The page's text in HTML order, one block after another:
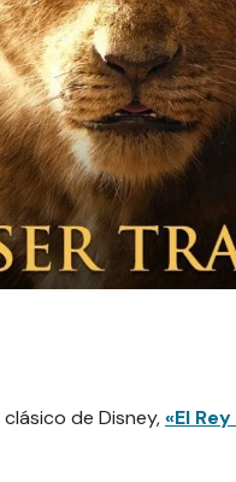
de Disney,«El